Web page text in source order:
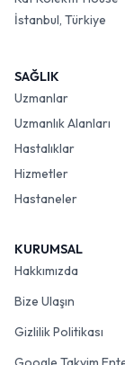
İstanbul, Türkiye
SAĞLIK
Uzmanlar
Uzmanlık Alanları
Hastalıklar
Hizmetler
Hastaneler
KURUMSAL
Hakkımızda
Bize Ulaşın
Gizlilik Politikası